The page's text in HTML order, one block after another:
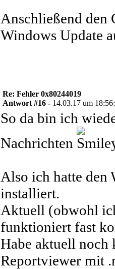
Anschließend den
Windows Update
Re: Fehler 0x80244019
Antwort #16 - 14.03.17 um
So da bin ich
Nachrichten
Also ich hatte den
installiert.
Aktuell (obwohl
funktioniert fast
Habe aktuell noch
Reportviewer mit